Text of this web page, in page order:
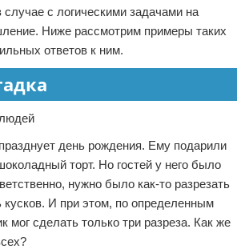
случае с логическими задачами на
Ниже рассмотрим примеры таких
ответов к ним.
день рождения. Ему подарили
торт. Но гостей у него было
нужно было как-то разрезать
кусков. И при этом, по определенным
мог сделать только три разреза. Как же